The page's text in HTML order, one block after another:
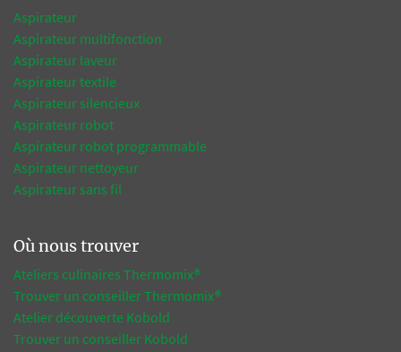
Aspirateur
Aspirateur multifonction
Aspirateur laveur
Aspirateur textile
Aspirateur silencieux
Aspirateur robot
Aspirateur robot programmable
Aspirateur nettoyeur
Aspirateur sans fil
Où nous trouver
Ateliers culinaires Thermomix®
Trouver un conseiller Thermomix®
Atelier découverte Kobold
Trouver un conseiller Kobold